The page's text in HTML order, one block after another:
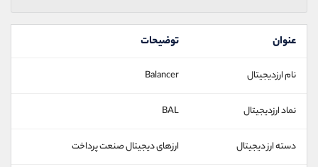
عنوان توضیحات
نام ارزدیجیتال Balancer
نماد ارزدیجیتال BAL
دسته ارز دیجیتال ارزهای دیجیتال صنعت پرداخت